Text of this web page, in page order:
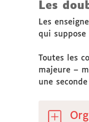
Les
Les
qui
Toutes les
majeure –
une